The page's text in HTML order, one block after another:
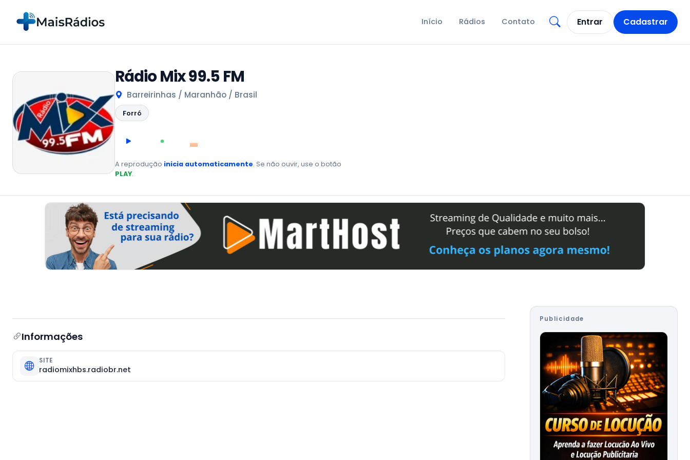
Início Rádios Contato Abrir busca
Entrar Cadastrar
Rádio Mix 99.5 FM
Barreirinhas / Maranhão / Brasil
Forró
AO VIVO
A reprodução inicia automaticamente. Se não ouvir, use o botão
PLAY.
Informações
SITE
radiomixhbs.radiobr.net
Publicidade